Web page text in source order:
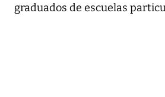
graduados de escuelas